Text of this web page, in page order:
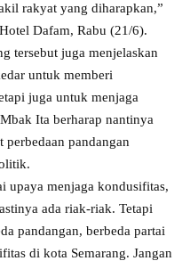
rakyat yang diharapkan,”
Dafam, Rabu (21/6).
tersebut juga menjelaskan
untuk memberi
juga untuk menjaga
Ita berharap nantinya
pandangan
upaya menjaga kondusifitas,
ada riak-riak. Tetapi
pandangan, berbeda partai
di kota Semarang. Jangan